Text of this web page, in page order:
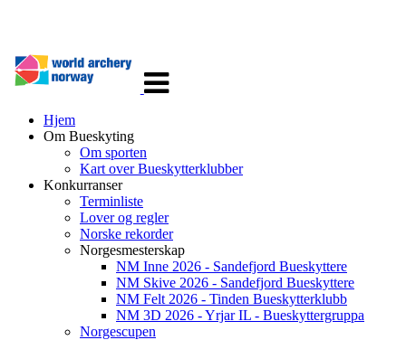
navigasjon
Hjem
Om Bueskyting
Om sporten
Kart over Bueskytterklubber
Konkurranser
Terminliste
Lover og regler
Norske rekorder
Norgesmesterskap
NM Inne 2026 - Sandefjord Bueskyttere
NM Skive 2026 - Sandefjord Bueskyttere
NM Felt 2026 - Tinden Bueskytterklubb
NM 3D 2026 - Yrjar IL - Bueskyttergruppa
Norgescupen